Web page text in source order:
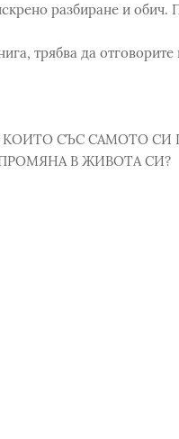
разбиране и
трябва да
КОИТО СЪС САМОТО
В ЖИВОТА СИ?